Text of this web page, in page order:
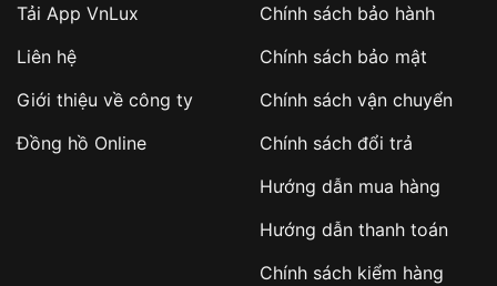
sản phẩm đặc biệt
hàng
Số tiền còn lại thanh toán khi nhận hàng hoặc
✔️ Đảm bảo xử lý đơn hàng nhanh chóng
✔️ Hạn chế tình trạng hủy đơn không mong
Tải App VnLux
Liên hệ
Giới thiệu về công ty
Đồng hồ Online
Chính sách bảo hành
Chính sách bảo mật
Chính sách vận chuyển
Chính sách đổi trả
Hướng dẫn mua hàng
Hướng dẫn thanh toán
Chính sách kiểm hàng